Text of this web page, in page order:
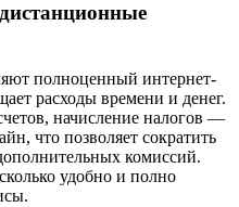
полноценный интернет-
расходы времени и денег.
начисление налогов —
что позволяет сократить
комиссий.
удобно и полно